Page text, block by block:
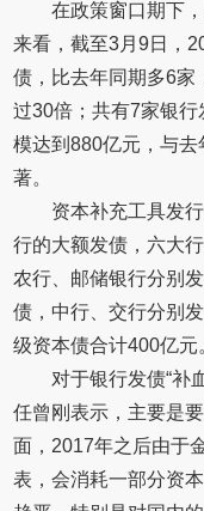
在政策窗口期下
来看，截至3月9日，
债，比去年同期多6家
过30倍；共有7家银
模达到880亿元，与
著。
资本补充工具发
行的大额发债，六大
农行、邮储银行分别
债，中行、交行分别
级资本债合计400亿元
对于银行发债“补
任曾刚表示，主要是
面，2017年之后由于
表，会消耗一部分资